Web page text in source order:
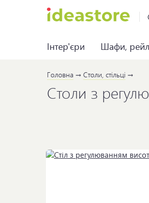
Інтер'єри Шафи,
Головна Столи, стільці
Столи з